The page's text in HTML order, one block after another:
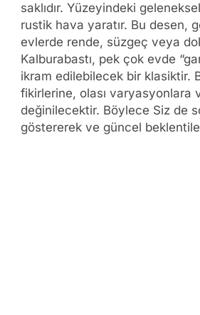
saklıdır. Yüzeyindeki
rustik hava yaratır. Bu desen,
evlerde rende, süzgeç veya
Kalburabastı, pek çok evde
ikram edilebilecek bir klasiktir.
fikirlerine, olası
değinilecektir. Böylece Siz de
göstererek ve güncel